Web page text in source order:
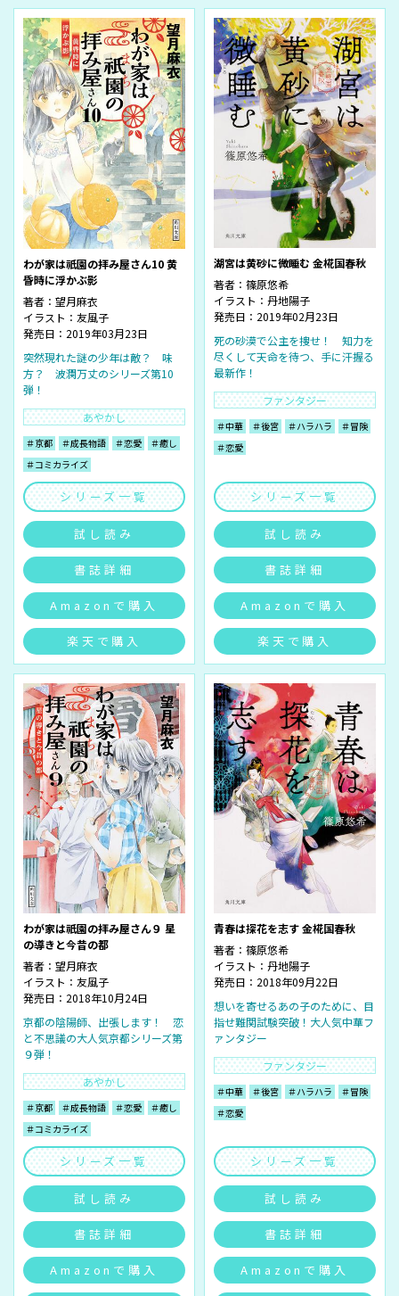
わが家は祇園の拝み屋さん10 黄
昏時に浮かぶ影
著者： 望月麻衣
イラスト： 友風子
発売日：2019年03月23日
突然現れた謎の少年は敵？ 味
方？ 波瀾万丈のシリーズ第10
弾！
あやかし
＃京都 ＃成長物語 ＃恋愛
＃癒し
＃コミカライズ
シリーズ一覧
試し読み
書誌詳細
Amazonで購入
楽天で購入
湖宮は黄砂に微睡む 金椛国春秋
著者： 篠原悠希
イラスト： 丹地陽子
発売日：2019年02月23日
死の砂漠で公主を捜せ！ 知力を
尽くして天命を待つ、手に汗握る
最新作！
ファンタジー
＃中華 ＃後宮 ＃ハラハラ
＃冒険
＃恋愛
シリーズ一覧
試し読み
書誌詳細
Amazonで購入
楽天で購入
わが家は祇園の拝み屋さん９ 星
の導きと今昔の都
著者： 望月麻衣
イラスト： 友風子
発売日：2018年10月24日
京都の陰陽師、出張します！ 恋
と不思議の大人気京都シリーズ第
９弾！
あやかし
＃京都 ＃成長物語 ＃恋愛
＃癒し
＃コミカライズ
シリーズ一覧
試し読み
書誌詳細
Amazonで購入
青春は探花を志す 金椛国春秋
著者： 篠原悠希
イラスト： 丹地陽子
発売日：2018年09月22日
想いを寄せるあの子のために、目
指せ難関試験突破！大人気中華フ
ァンタジー
ファンタジー
＃中華 ＃後宮 ＃ハラハラ
＃冒険
＃恋愛
シリーズ一覧
試し読み
書誌詳細
Amazonで購入